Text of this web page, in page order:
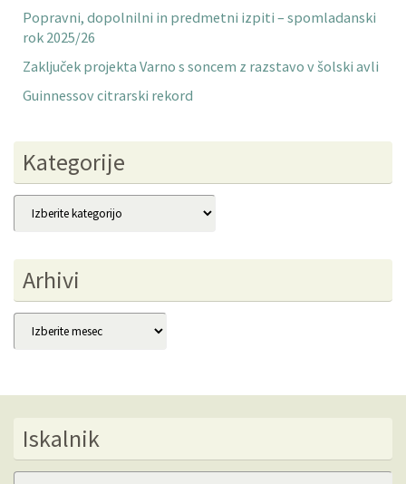
Popravni, dopolnilni in predmetni izpiti – spomladanski
rok 2025/26
Zaključek projekta Varno s soncem z razstavo v šolski avli
Guinnessov citrarski rekord
Kategorije
Kategorije
Arhivi
Arhivi
Iskalnik